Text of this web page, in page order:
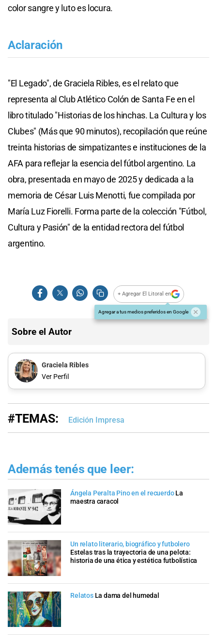
color sangre y luto es locura.
Aclaración
"El Legado", de Graciela Ribles, es el relato que
representa al Club Atlético Colón de Santa Fe en el
libro titulado "Historias de los hinchas. La Cultura y los
Clubes" (Más que 90 minutos), recopilación que reúne
treinta historias de simpatizantes e instituciones de la
AFA para reflejar la esencia del fútbol argentino. La
obra, presentada en mayo de 2025 y dedicada a la
memoria de César Luis Menotti, fue compilada por
María Luz Fiorelli. Forma parte de la colección "Fútbol,
Cultura y Pasión" de la entidad rectora del fútbol
argentino.
+ Agregar El Litoral en
Agregar a tus medios preferidos en Google
Sobre el Autor
Graciela Ribles
Ver Perfil
#TEMAS: Edición Impresa
Además tenés que leer:
Ángela Peralta Pino en el recuerdoLa
maestra caracol
Un relato literario, biográfico y futbolero
Estelas tras la trayectoria de una pelota:
historia de una ética y estética futbolística
Relatos La dama del humedal